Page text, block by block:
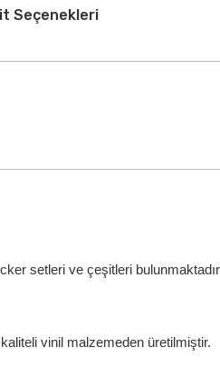
Seçenekleri
setleri ve çeşitleri
kaliteli vinil malzemeden üretilmiştir.